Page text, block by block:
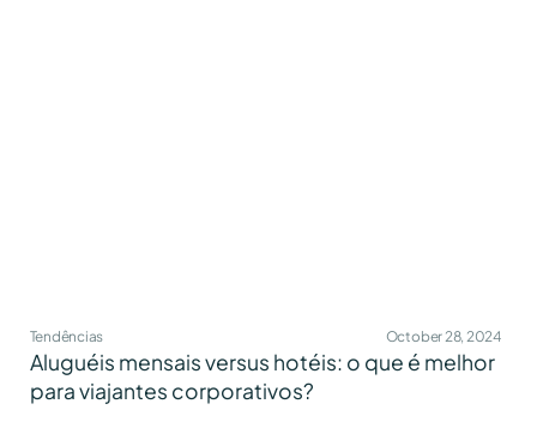
Tendências October 28, 2024
Aluguéis mensais versus hotéis: o que é melhor
para viajantes corporativos?